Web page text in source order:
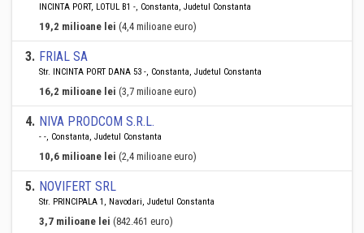
INCINTA PORT, LOTUL B1 -, Constanta, Judetul Constanta
19,2 milioane lei (4,4 milioane euro)
3. FRIAL SA
Str. INCINTA PORT DANA 53 -, Constanta, Judetul Constanta
16,2 milioane lei (3,7 milioane euro)
4. NIVA PRODCOM S.R.L.
- -, Constanta, Judetul Constanta
10,6 milioane lei (2,4 milioane euro)
5. NOVIFERT SRL
Str. PRINCIPALA 1, Navodari, Judetul Constanta
3,7 milioane lei (842.461 euro)